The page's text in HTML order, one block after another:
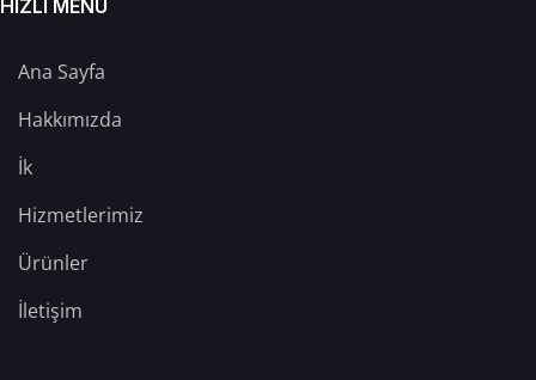
HIZLI MENÜ
Ana Sayfa
Hakkımızda
İk
Hizmetlerimiz
Ürünler
İletişim